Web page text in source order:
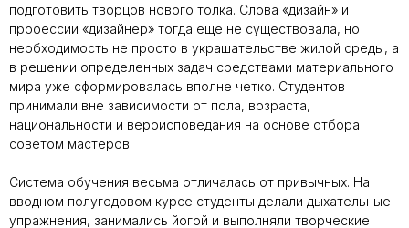
подготовить творцов нового толка. Слова «дизайн» и
профессии «дизайнер» тогда еще не существовала, но
необходимость не просто в украшательстве жилой среды, а
в решении определенных задач средствами материального
мира уже сформировалась вполне четко. Студентов
принимали вне зависимости от пола, возраста,
национальности и вероисповедания на основе отбора
советом мастеров.
Система обучения весьма отличалась от привычных. На
вводном полугодовом курсе студенты делали дыхательные
упражнения, занимались йогой и выполняли творческие